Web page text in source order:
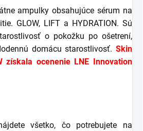
ampulky obsahujúce sérum na
GLOW, LIFT a HYDRATION. Sú
o pokožku po ošetrení,
domácu starostlivosť. Skin
získala ocenenie LNE Innovation
všetko, čo potrebujete na